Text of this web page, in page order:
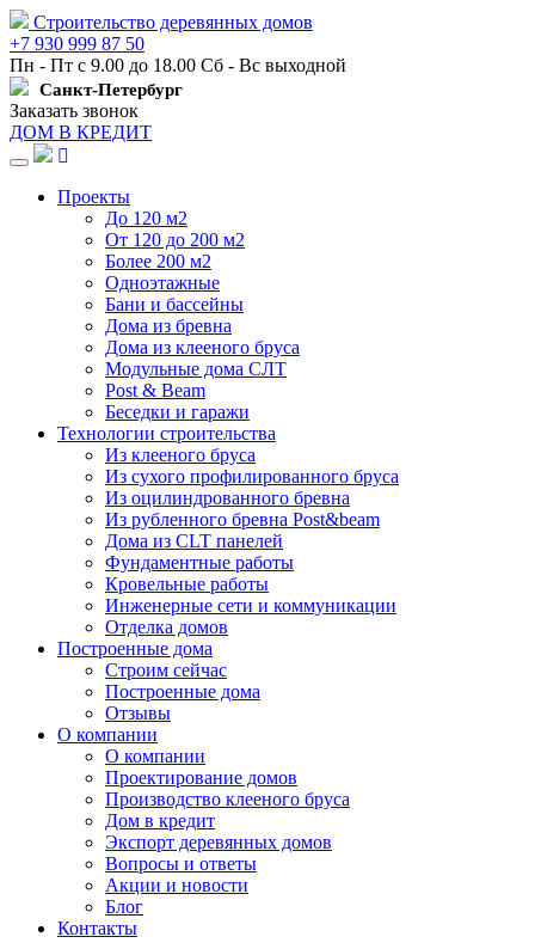
Строительство деревянных домов
+7 930 999 87 50
Пн - Пт с 9.00 до 18.00 Сб - Вс выходной
Санкт-Петербург
Заказать звонок
ДОМ В КРЕДИТ
Навигация
Проекты
До 120 м2
От 120 до 200 м2
Более 200 м2
Одноэтажные
Бани и бассейны
Дома из бревна
Дома из клееного бруса
Модульные дома СЛТ
Post & Beam
Беседки и гаражи
Технологии строительства
Из клееного бруса
Из сухого профилированного бруса
Из оцилиндрованного бревна
Из рубленного бревна Post&beam
Дома из CLT панелей
Фундаментные работы
Кровельные работы
Инженерные сети и коммуникации
Отделка домов
Построенные дома
Строим сейчас
Построенные дома
Отзывы
О компании
О компании
Проектирование домов
Производство клееного бруса
Дом в кредит
Экспорт деревянных домов
Вопросы и ответы
Акции и новости
Блог
Контакты